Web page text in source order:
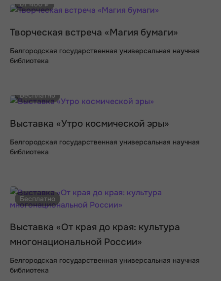
от 400 ₽
Творческая встреча «Магия бумаги»
Белгородская государственная универсальная научная
библиотека
Бесплатно
Выставка «Утро космической эры»
Белгородская государственная универсальная научная
библиотека
Бесплатно
Выставка «От края до края: культура
многонациональной России»
Белгородская государственная универсальная научная
библиотека